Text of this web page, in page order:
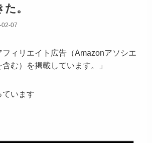
。
02-07
フィリエイト広告（Amazonアソシエ
む）を掲載しています。」
ています